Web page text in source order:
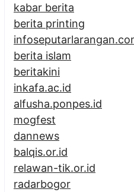
kabar berita
berita printing
berita islam
beritakini
inkafa.ac.id
alfusha.ponpes.id
mogfest
dannews
balqis.or.id
relawan-tik.or.id
radarbogor